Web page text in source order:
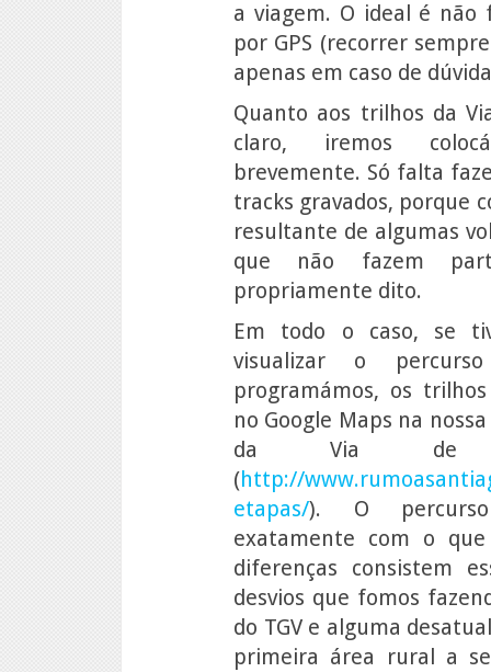
a viagem. O ideal é não
por GPS (recorrer
apenas em caso de
Quanto aos trilhos da
claro, iremos
brevemente. Só falta
tracks gravados, porque
resultante de algumas
que não fazem
propriamente dito.
Em todo o caso, se
visualizar o
programámos, os
no Google Maps na
da Via de
(http://
etapas/). O
exatamente com o
diferenças consistem
desvios que fomos
do TGV e alguma
primeira área rural a